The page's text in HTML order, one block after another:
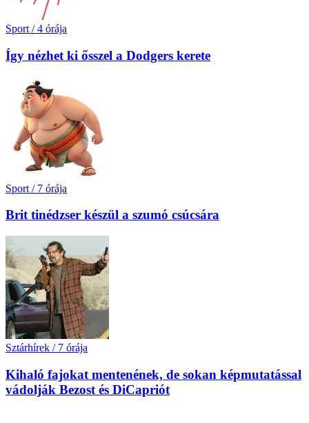
Sport / 4 órája
Így nézhet ki ősszel a Dodgers kerete
Sport / 7 órája
Brit tinédzser készül a szumó csúcsára
Sztárhírek / 7 órája
Kihaló fajokat mentenének, de sokan képmutatással
vádolják Bezost és DiCapriót